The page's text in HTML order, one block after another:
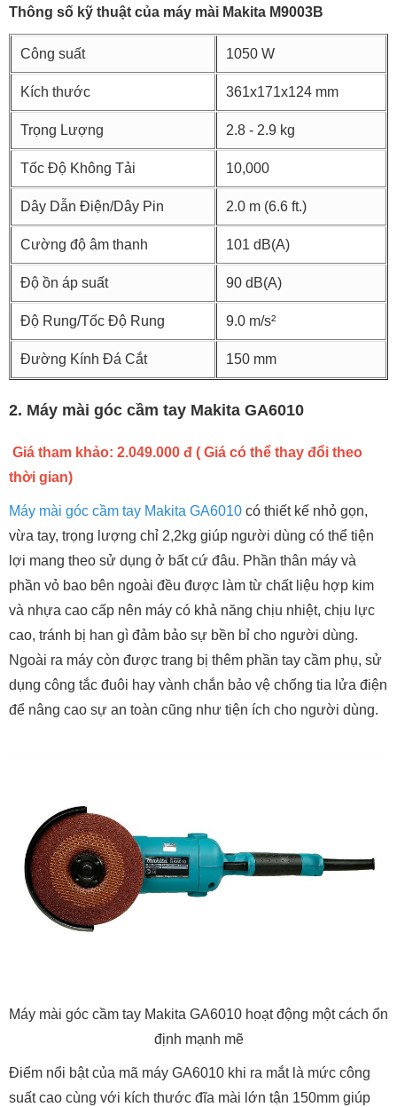
Thông số kỹ thuật của máy mài Makita M9003B
Công suất 1050 W
Kích thước 361x171x124 mm
Trọng Lượng 2.8 - 2.9 kg
Tốc Độ Không Tải 10,000
Dây Dẫn Điện/Dây Pin 2.0 m (6.6 ft.)
Cường độ âm thanh 101 dB(A)
Độ ồn áp suất 90 dB(A)
Độ Rung/Tốc Độ Rung 9.0 m/s²
Đường Kính Đá Cắt 150 mm
2. Máy mài góc cầm tay Makita GA6010
Giá tham khảo: 2.049.000 đ ( Giá có thể thay đổi theo
thời gian)
Máy mài góc cầm tay Makita GA6010 có thiết kế nhỏ gọn,
vừa tay, trọng lượng chỉ 2,2kg giúp người dùng có thể tiện
lợi mang theo sử dụng ở bất cứ đâu. Phần thân máy và
phần vỏ bao bên ngoài đều được làm từ chất liệu hợp kim
và nhựa cao cấp nên máy có khả năng chịu nhiệt, chịu lực
cao, tránh bị han gì đảm bảo sự bền bỉ cho người dùng.
Ngoài ra máy còn được trang bị thêm phần tay cầm phụ, sử
dụng công tắc đuôi hay vành chắn bảo vệ chống tia lửa điện
để nâng cao sự an toàn cũng như tiện ích cho người dùng.
Máy mài góc cầm tay Makita GA6010 hoạt động một cách ổn
định mạnh mẽ
Điểm nổi bật của mã máy GA6010 khi ra mắt là mức công
suất cao cùng với kích thước đĩa mài lớn tận 150mm giúp